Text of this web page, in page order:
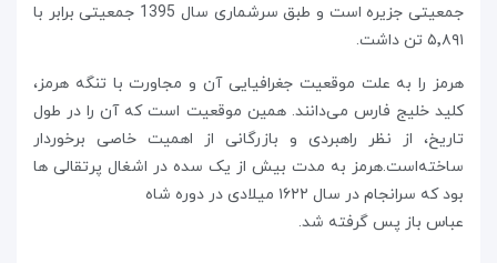
جمعیتی جزیره است و طبق سرشماری سال 1395 جمعیتی برابر با
۵٬۸۹۱ تن داشت.
هرمز را به علت موقعیت جغرافیایی آن و مجاورت با تنگه هرمز،
کلید خلیج فارس می‌دانند. همین موقعیت است که آن را در طول
تاریخ، از نظر راهبردی و بازرگانی از اهمیت خاصی برخوردار
ساخته‌است.هرمز به مدت بیش از یک سده در اشغال پرتقالی ها
بود که سرانجام در سال ۱۶۲۲ میلادی در دوره شاه
عباس باز پس گرفته شد.